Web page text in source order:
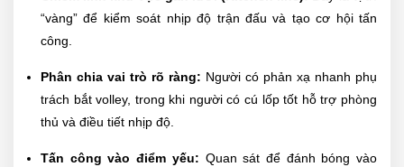
“vàng” để kiểm soát nhịp độ trận đấu và tạo cơ hội tấn
công.
Phân chia vai trò rõ ràng: Người có phản xạ nhanh phụ
trách bắt volley, trong khi người có cú lốp tốt hỗ trợ phòng
thủ và điều tiết nhịp độ.
Tấn công vào điểm yếu: Quan sát để đánh bóng vào